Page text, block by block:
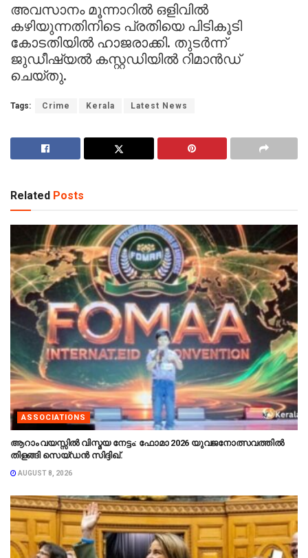
അവസാനം മൂന്നാറിൽ ഒളിവിൽ
കഴിയുന്നതിനിടെ പ്രതിയെ പിടികൂടി
കോടതിയിൽ ഹാജരാക്കി. തുടർന്ന്
ജുഡീഷ്യൽ കസ്റ്റഡിയിൽ റിമാൻഡ്
ചെയ്തു.
Tags: Crime Kerala Latest News
Related Posts
ASSOCIATIONS
ആറാം വയസ്സിൽ വിസ്മയ നേട്ടം: ഫോമാ 2026 യുവജനോത്സവത്തിൽ
തിളങ്ങി സെയ്ഡൻ സിദ്ദിഖ്.
AUGUST 8, 2026